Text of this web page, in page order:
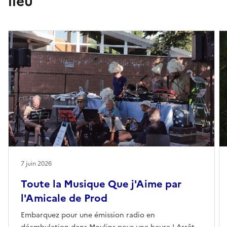
Toute la Musique Que j'Aime par
l'Amicale de Prod
Embarquez pour une émission radio en
7 juin 2026